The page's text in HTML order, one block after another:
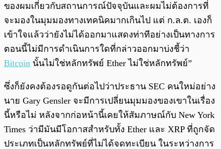
ของผมเกี่ยวกับสถานการณ์ปัจจุบันและผมไม่ต้องการที่
จะมองในมุมมองทางเทคนิคมากเกินไป แต่ ก.ล.ต. เองก็
เข้าใจแล้วว่ายังไม่ได้ออกมาแสดงท่าทีอย่างเป็นทางการ
ตอนนี้ไม่มีการดำเนินการใดที่กล่าวออกมาบ่งชี้ว่า
Bitcoin นั้นไม่ใช่หลักทรัพย์ Ether ไม่ใช่หลักทรัพย์”
ซึ่งก็ยังคงต้องรอดูกันต่อไปว่าประธาน SEC คนใหม่อย่าง
นาย Gary Gensler จะมีการเปลี่ยนมุมมองของเขาในเรื่อง
นี้หรือไม่ หลังจากก่อหน้านี้เคยให้สัมภาษณ์กับ New York
Times ว่ามีมันมีโอกาสสำหรับทั้ง Ether และ XRP ที่ถูกจัด
ประเภทเป็นหลักทรัพย์ที่ไม่ได้จดทะเบียน ในระหว่างการ